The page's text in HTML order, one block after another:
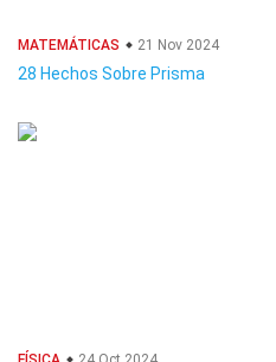
MATEMÁTICAS 21 Nov 2024
28 Hechos Sobre Prisma